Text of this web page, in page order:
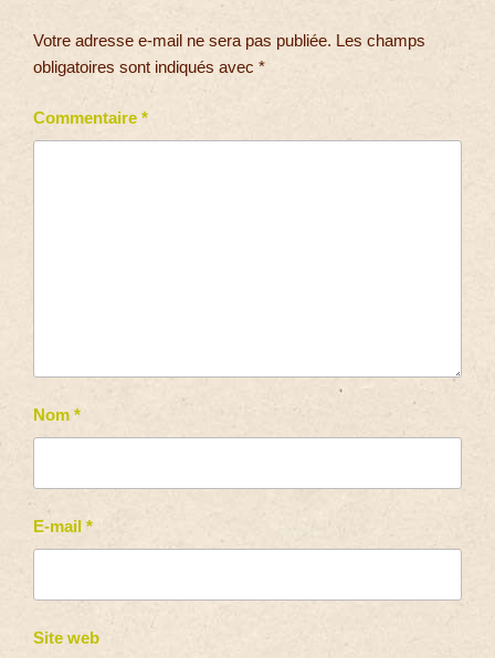
Votre adresse e-mail ne sera pas publiée. Les champs
obligatoires sont indiqués avec *
Commentaire *
Nom *
E-mail *
Site web